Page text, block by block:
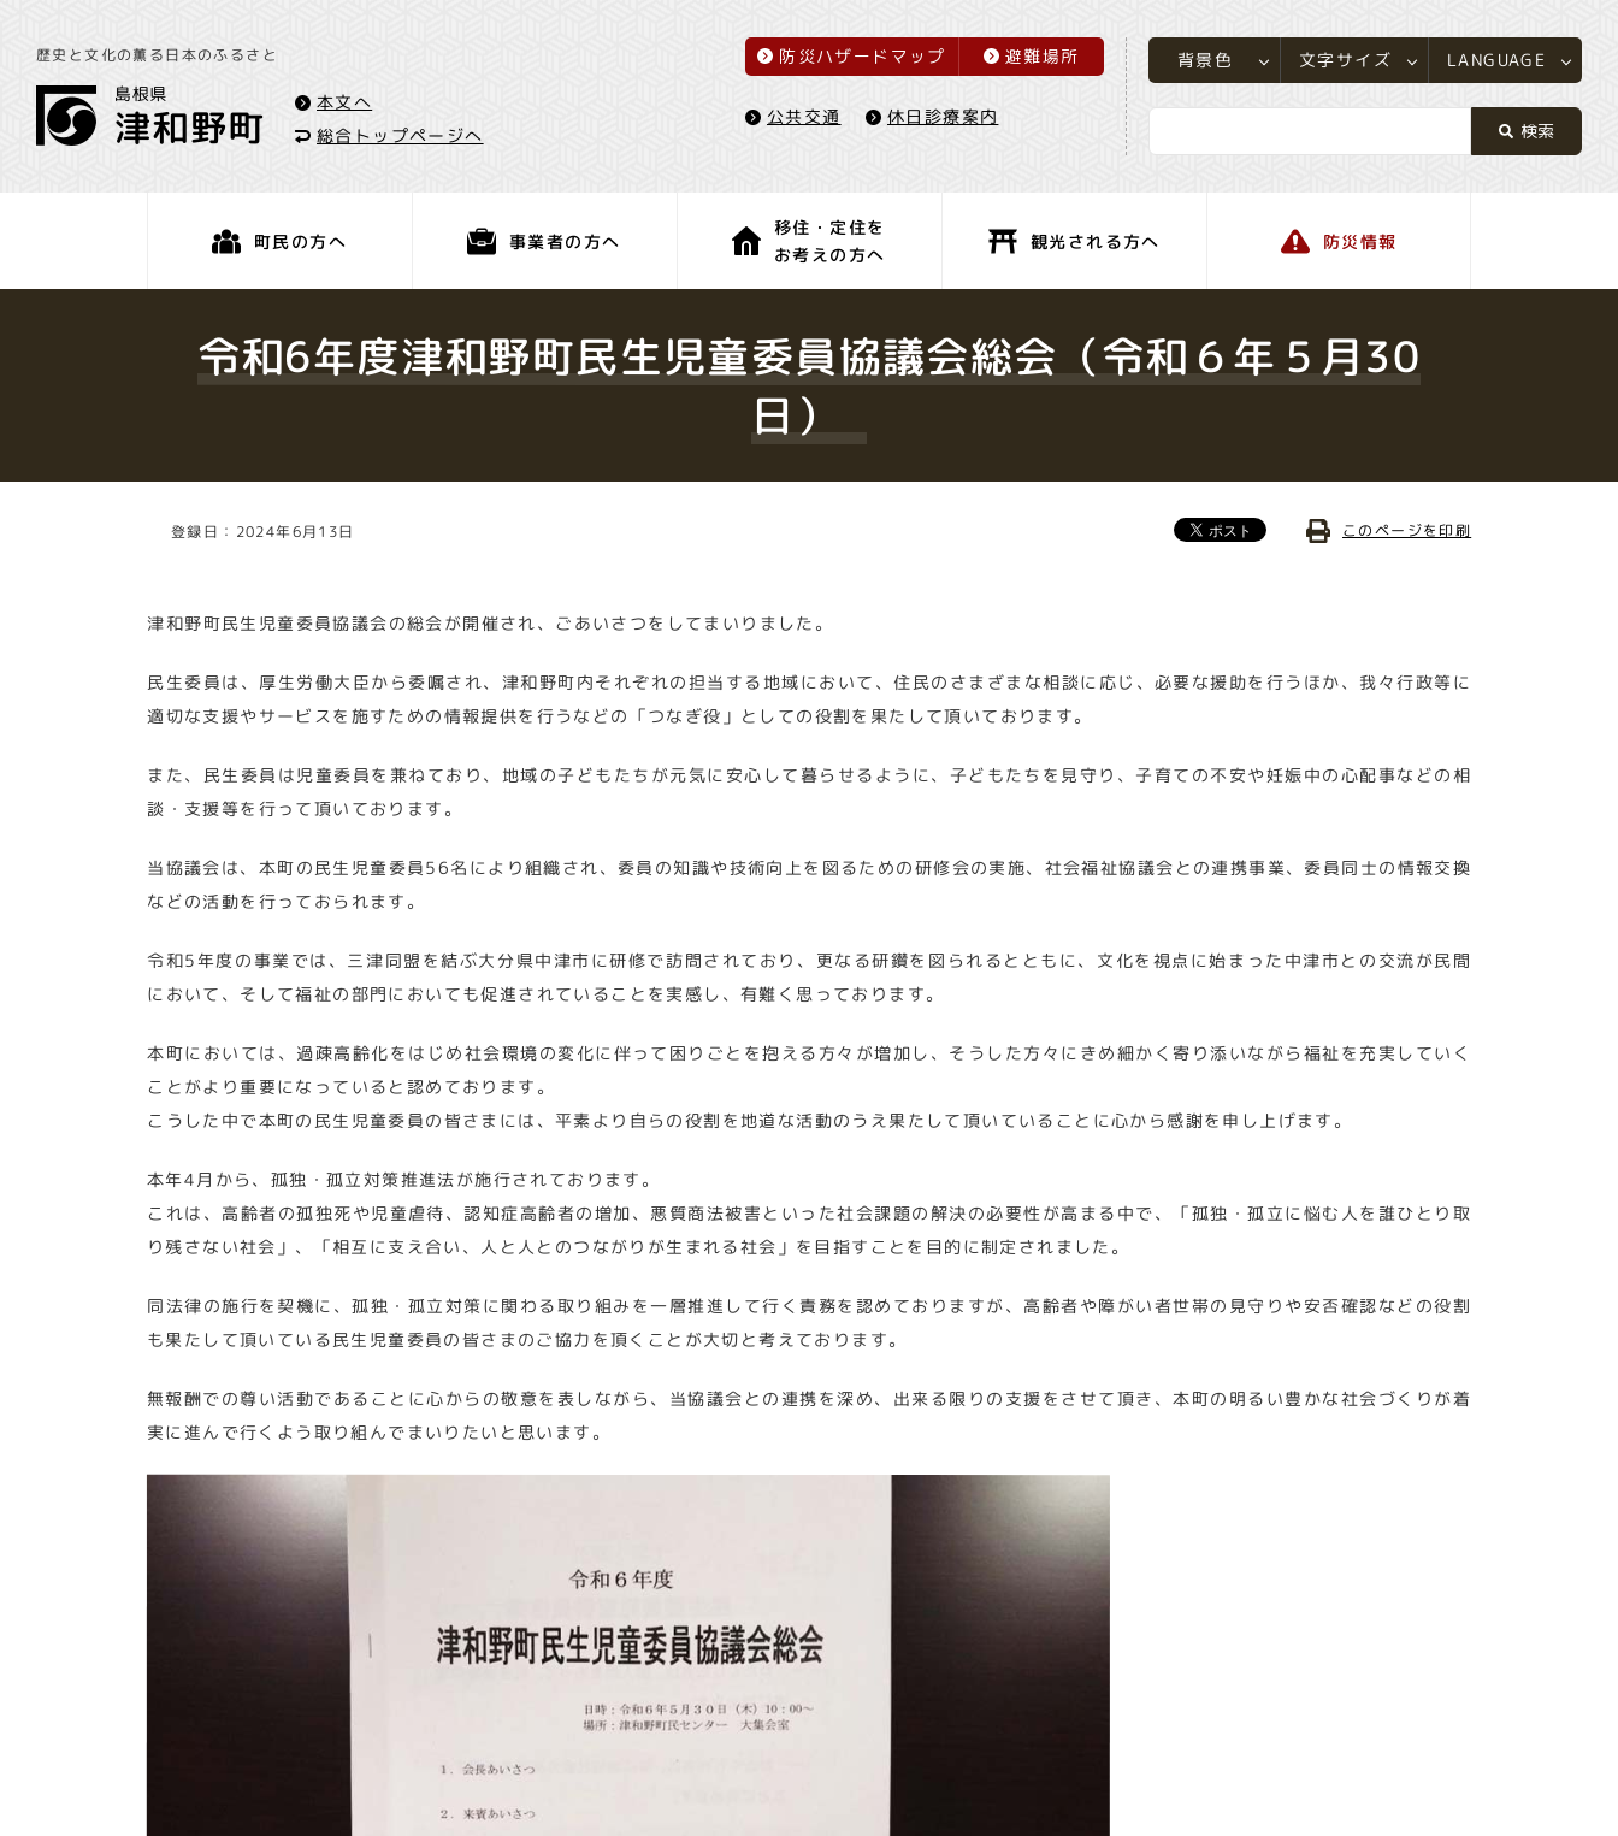
歴史と文化の薫る日本のふるさと
本文へ
総合トップページへ
防災ハザードマップ 避難場所
公共交通 休日診療案内
背景色 文字サイズ LANGUAGE
町民の方へ 事業者の方へ
移住・定住を
お考えの方へ
観光される方へ 防災情報
令和6年度津和野町民生児童委員協議会総会（令和６年５月30
日）
登録日：2024年6月13日 このページを印刷
津和野町民生児童委員協議会の総会が開催され、ごあいさつをしてまいりました。
民生委員は、厚生労働大臣から委嘱され、津和野町内それぞれの担当する地域において、住民のさまざまな相談に応じ、必要な援助を行うほか、我々行政等に
適切な支援やサービスを施すための情報提供を行うなどの「つなぎ役」としての役割を果たして頂いております。
また、民生委員は児童委員を兼ねており、地域の子どもたちが元気に安心して暮らせるように、子どもたちを見守り、子育ての不安や妊娠中の心配事などの相
談・支援等を行って頂いております。
当協議会は、本町の民生児童委員56名により組織され、委員の知識や技術向上を図るための研修会の実施、社会福祉協議会との連携事業、委員同士の情報交換
などの活動を行っておられます。
令和5年度の事業では、三津同盟を結ぶ大分県中津市に研修で訪問されており、更なる研鑽を図られるとともに、文化を視点に始まった中津市との交流が民間
において、そして福祉の部門においても促進されていることを実感し、有難く思っております。
本町においては、過疎高齢化をはじめ社会環境の変化に伴って困りごとを抱える方々が増加し、そうした方々にきめ細かく寄り添いながら福祉を充実していく
ことがより重要になっていると認めております。
こうした中で本町の民生児童委員の皆さまには、平素より自らの役割を地道な活動のうえ果たして頂いていることに心から感謝を申し上げます。
本年4月から、孤独・孤立対策推進法が施行されております。
これは、高齢者の孤独死や児童虐待、認知症高齢者の増加、悪質商法被害といった社会課題の解決の必要性が高まる中で、「孤独・孤立に悩む人を誰ひとり取
り残さない社会」、「相互に支え合い、人と人とのつながりが生まれる社会」を目指すことを目的に制定されました。
同法律の施行を契機に、孤独・孤立対策に関わる取り組みを一層推進して行く責務を認めておりますが、高齢者や障がい者世帯の見守りや安否確認などの役割
も果たして頂いている民生児童委員の皆さまのご協力を頂くことが大切と考えております。
無報酬での尊い活動であることに心からの敬意を表しながら、当協議会との連携を深め、出来る限りの支援をさせて頂き、本町の明るい豊かな社会づくりが着
実に進んで行くよう取り組んでまいりたいと思います。